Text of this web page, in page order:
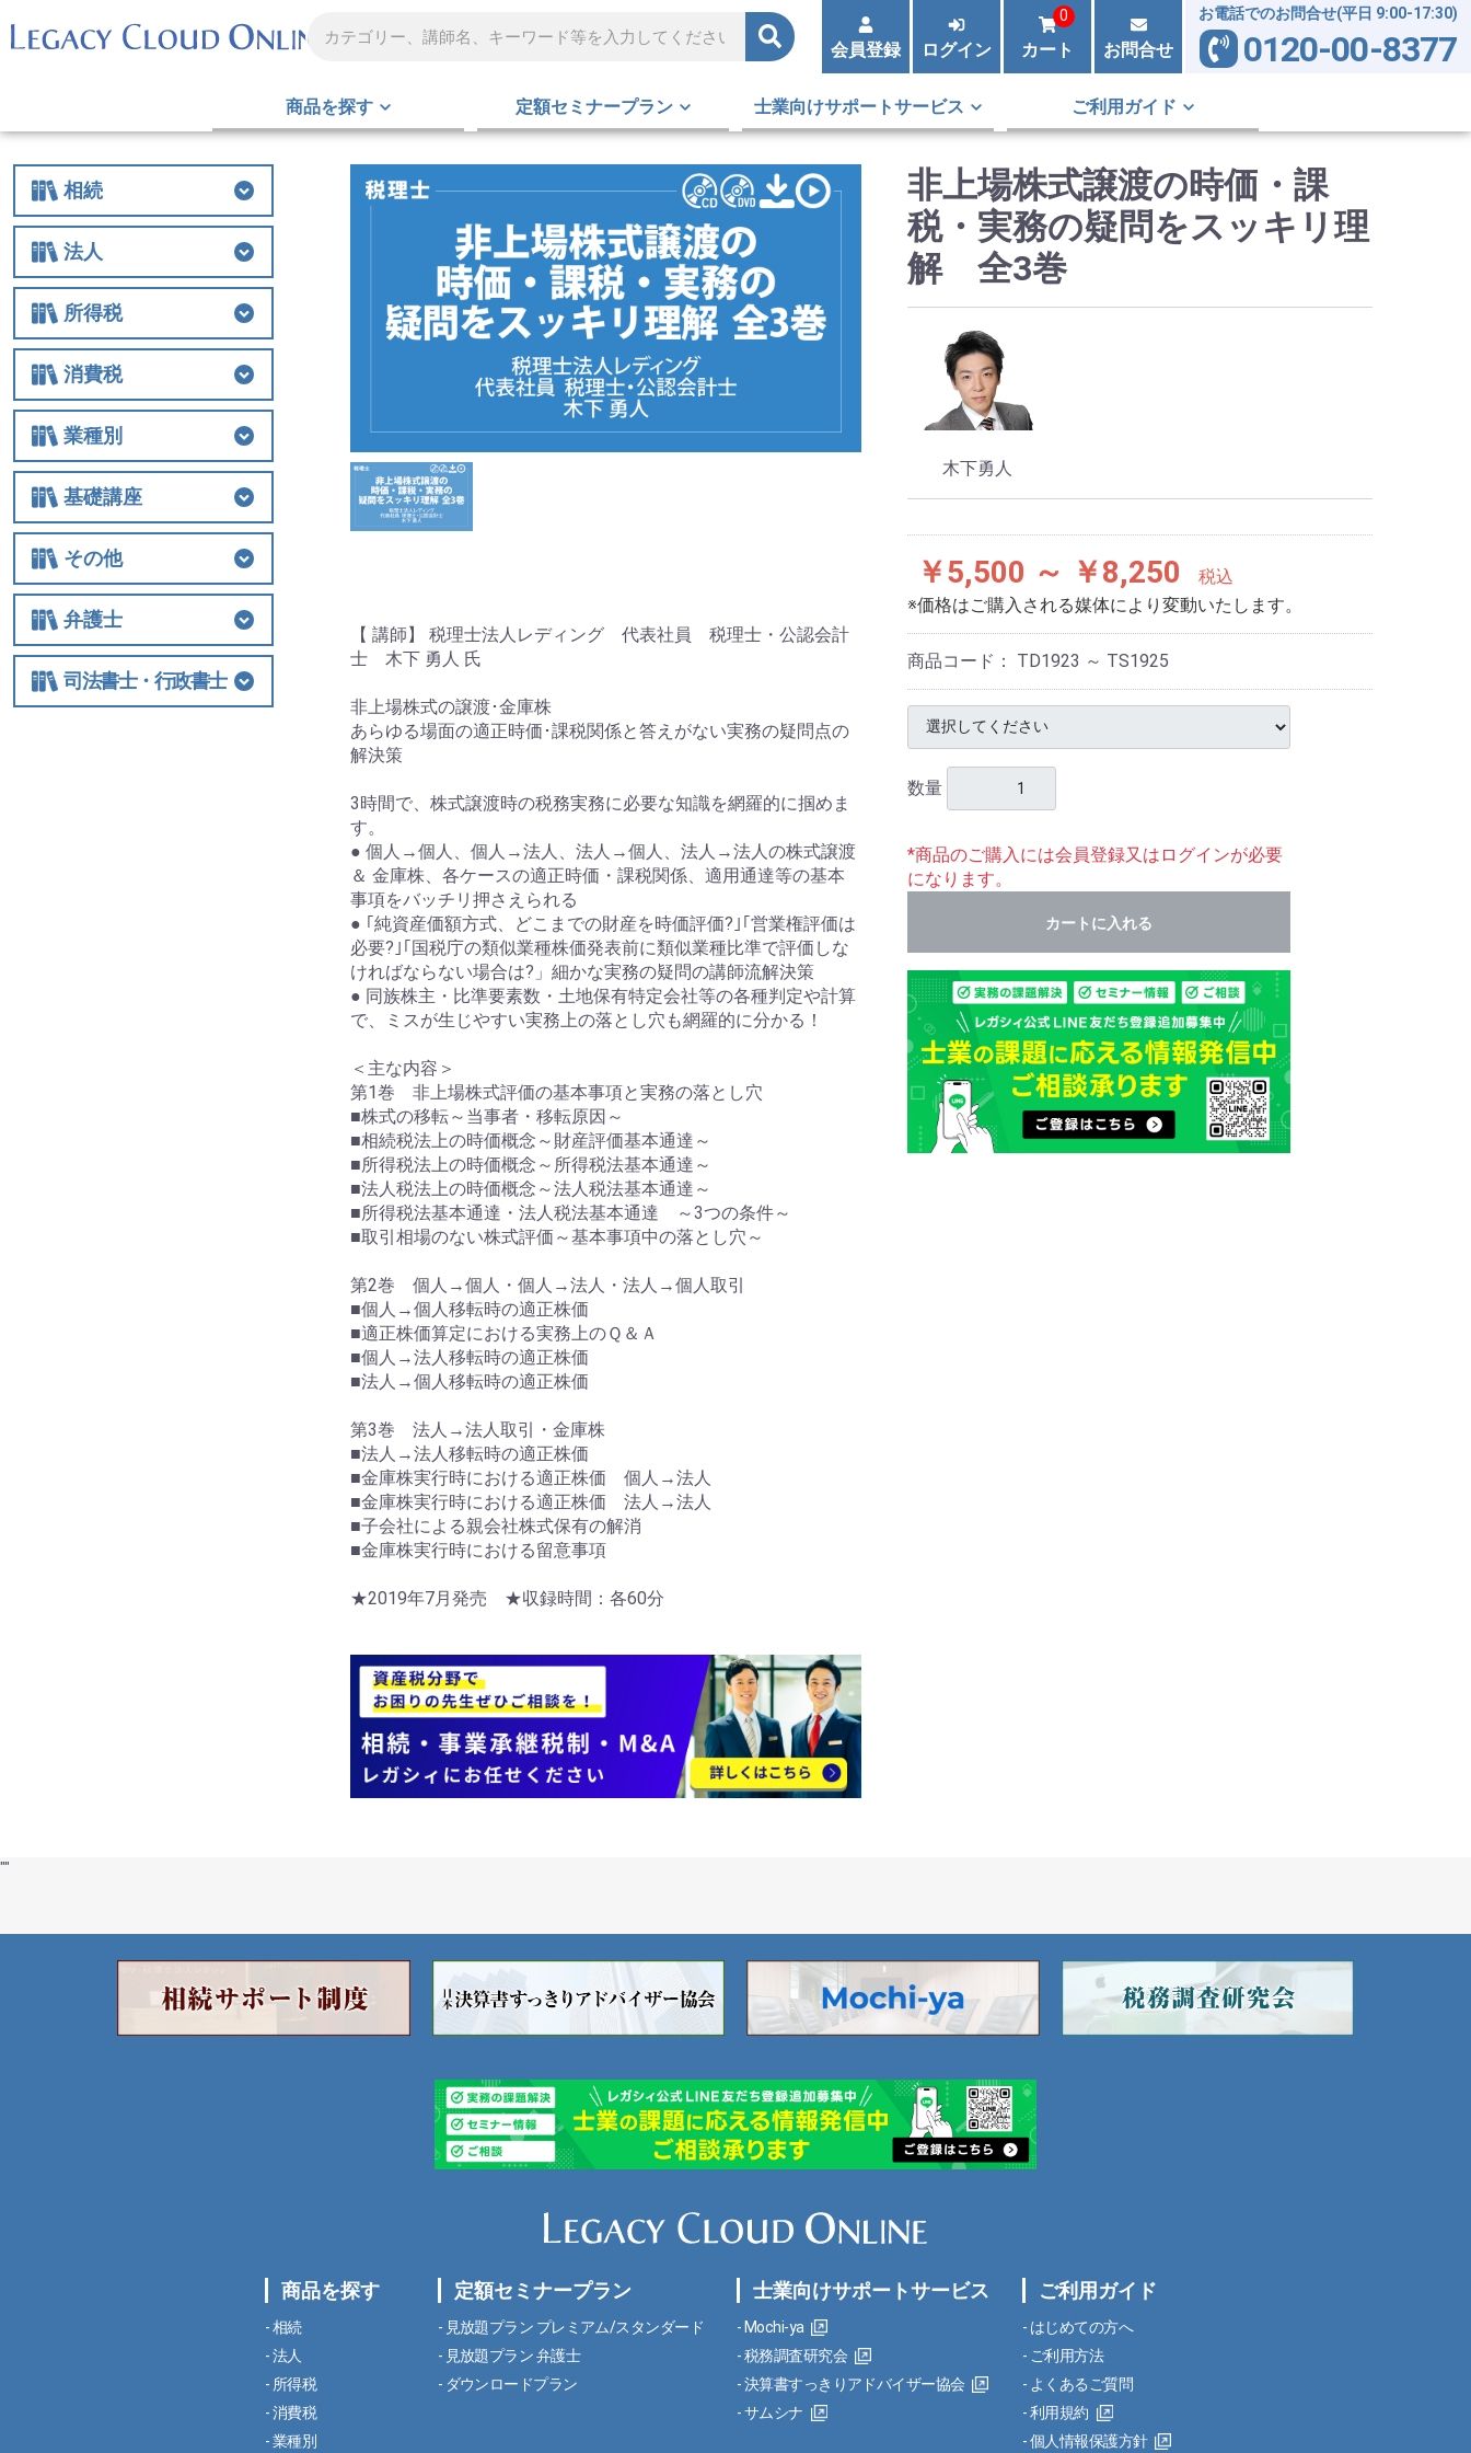
会員登録 ログイン カート
0
お問合せ
お電話でのお問合せ(平日 9:00-17:30)
0120-00-8377
商品を探す 定額セミナープラン 士業向けサポートサービス ご利用ガイド
相続
相続
相続税
贈与
財産評価
事業承継
不動産
生前対策
税務調査
その他
法人
法人
法人税
経費
役員関連
特例
組織再編
解散・清算
税務調査
その他
所得税
所得税
所得税
譲渡
税務調査
その他
消費税
消費税
消費税
税務調査
その他
業種別
業種別
医業
農業
非営利法人
介護
税務調査
その他の業種
基礎講座
基礎講座
相続税
法人関連
その他
その他
士業経営
国際税務
保険
税制改正全般
ビジネス
借地権
弁護士
弁護士
相続
交通事故
離婚
労働
不動産・建築
債権回収
民事訴訟
顧客対応・顧問契約
事務所経営・運営
その他
司法書士・行政書士
【 講師】 税理士法人レディング 代表社員 税理士・公認会計
士 木下 勇人 氏
非上場株式の譲渡･金庫株
あらゆる場面の適正時価･課税関係と答えがない実務の疑問点の
解決策
3時間で、株式譲渡時の税務実務に必要な知識を網羅的に掴めま
す。
● 個人→個人、個人→法人、法人→個人、法人→法人の株式譲渡
＆ 金庫株、各ケースの適正時価・課税関係、適用通達等の基本
事項をバッチリ押さえられる
● ｢純資産価額方式、どこまでの財産を時価評価?｣｢営業権評価は
必要?｣｢国税庁の類似業種株価発表前に類似業種比準で評価しな
ければならない場合は?」細かな実務の疑問の講師流解決策
● 同族株主・比準要素数・土地保有特定会社等の各種判定や計算
で、ミスが生じやすい実務上の落とし穴も網羅的に分かる！
＜主な内容＞
第1巻 非上場株式評価の基本事項と実務の落とし穴
■株式の移転～当事者・移転原因～
■相続税法上の時価概念～財産評価基本通達～
■所得税法上の時価概念～所得税法基本通達～
■法人税法上の時価概念～法人税法基本通達～
■所得税法基本通達・法人税法基本通達 ～3つの条件～
■取引相場のない株式評価～基本事項中の落とし穴～
第2巻 個人→個人・個人→法人・法人→個人取引
■個人→個人移転時の適正株価
■適正株価算定における実務上のＱ＆Ａ
■個人→法人移転時の適正株価
■法人→個人移転時の適正株価
第3巻 法人→法人取引・金庫株
■法人→法人移転時の適正株価
■金庫株実行時における適正株価 個人→法人
■金庫株実行時における適正株価 法人→法人
■子会社による親会社株式保有の解消
■金庫株実行時における留意事項
★2019年7月発売 ★収録時間：各60分
非上場株式譲渡の時価・課
税・実務の疑問をスッキリ理
解 全3巻
木下勇人
￥5,500 ～ ￥8,250
税込
※価格はご購入される媒体により変動いたします。
商品コード： TD1923 ～ TS1925
数量
*商品のご購入には会員登録又はログインが必要
になります。
カートに入れる
""
商品を探す
相続
法人
所得税
消費税
業種別
定額セミナープラン
見放題プラン プレミアム/スタンダード
見放題プラン 弁護士
ダウンロードプラン
士業向けサポートサービス
Mochi-ya
税務調査研究会
決算書すっきりアドバイザー協会
サムシナ
ご利用ガイド
はじめての方へ
ご利用方法
よくあるご質問
利用規約
個人情報保護方針